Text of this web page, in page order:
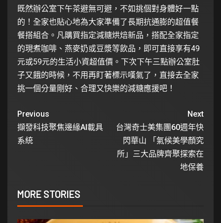
既然辦公室下午茶避無可避，不如挑個對身體好一點
的！全家也貼心地為大家準備了長期抗通膨的超值餐
餐搭組合。凡購買指定減糖烘焙新品，搭配全家指定
的現煮咖啡、燕麥奶或豆漿等飲品，即可直接享有49
元或59元的生活小資超值價。下次下午三點辦公室肚
子又餓的時候，不用再盯著標示嘆氣了，直接去全家
挑一個分量剛好、合理又快樂的減糖應援吧！
Previous
擷發科技聚焦邊緣AI載具
系統
Next
台灣奇士美集團60週年快
閃華山 「氣候美學顏究
所」三大品牌齊聚探索在
地保養
MORE STORIES